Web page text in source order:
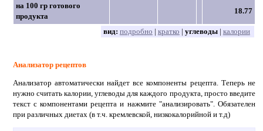
на 100 гр готового
продукта
18.77
вид: подробно | кратко | углеводы| калории
Анализатор рецептов
Анализатор автоматически найдет все компоненты рецепта. Теперь не
нужно считать калории, углеводы для каждого продукта, просто введите
текст с компонентами рецепта и нажмите "анализировать". Обязателен
при различных диетах (в т.ч. кремлевской, низкокалорийной и т.д)